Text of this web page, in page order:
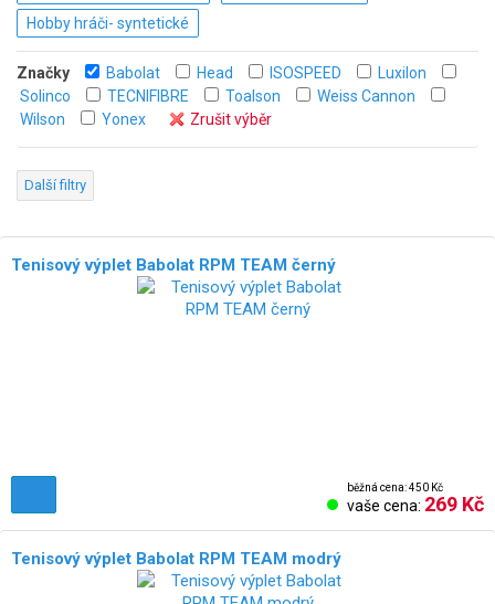
Hobby hráči- syntetické
Značky Babolat Head ISOSPEED
Luxilon
Solinco
TECNIFIBRE Toalson
Weiss Cannon
Wilson
Yonex Zrušit výběr
Další filtry
Tenisový výplet Babolat RPM TEAM černý
běžná cena: 450 Kč
vaše cena: 269 Kč
Tenisový výplet Babolat RPM TEAM modrý